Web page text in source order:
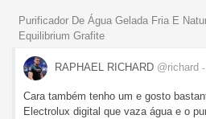
Purificador De Água Gelada Fria E
Equilibrium Grafite
RAPHAEL RICHARD @richard
Cara também tenho um e gosto
Electrolux digital que vaza água e o